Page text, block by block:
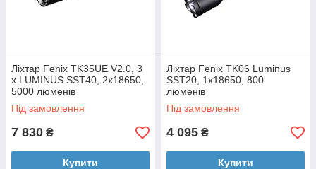
Ліхтар Fenix TK35UE V2.0, 3
х LUMINUS SST40, 2x18650,
5000 люменів
Під замовлення
7 830 ₴
Купити
Ліхтар Fenix TK06 Luminus
SST20, 1x18650, 800
люменів
Під замовлення
4 095 ₴
Купити